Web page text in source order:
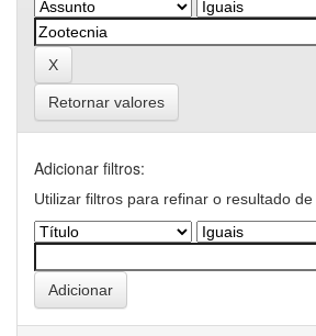
Retornar valores
Adicionar filtros:
Utilizar filtros para refinar o resultado de